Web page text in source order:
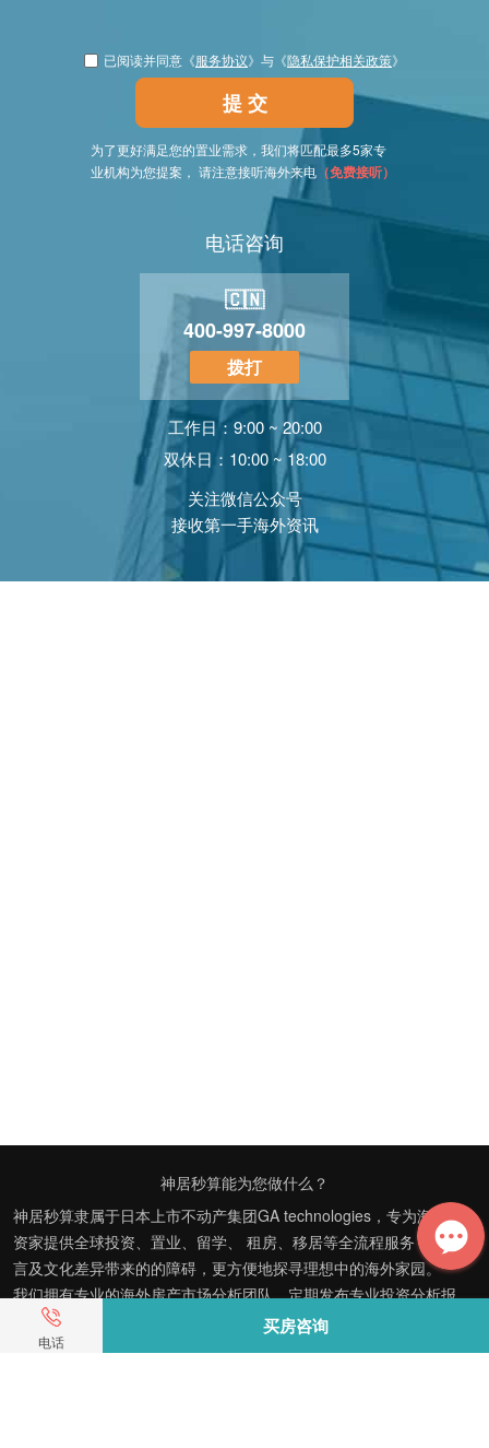
已阅读并同意《服务协议》与《隐私保护相关政策》
提 交
为了更好满足您的置业需求，我们将匹配最多5家专
业机构为您提案， 请注意接听海外来电 （免费接听）
电话咨询
🇨🇳
400-997-8000
拨打
工作日：9:00 ~ 20:00
双休日：10:00 ~ 18:00
关注微信公众号
接收第一手海外资讯
电话
买房咨询
神居秒算能为您做什么？
神居秒算隶属于日本上市不动产集团GA technologies，专为海外投
资家提供全球投资、置业、留学、 租房、移居等全流程服务，打破语
言及文化差异带来的的障碍，更方便地探寻理想中的海外家园。
我们拥有专业的海外房产市场分析团队，定期发布专业投资分析报
告，助您做出更高效、更精准的投资决策。
神居秒算——开启您的海外置业之旅！